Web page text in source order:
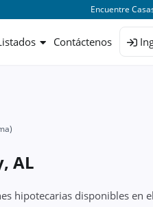
Encuentre
Contáctenos
AL
hipotecarias disponibles en